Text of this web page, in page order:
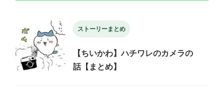
ストーリーまとめ
【ちいかわ】ハチワレのカメラの
話【まとめ】